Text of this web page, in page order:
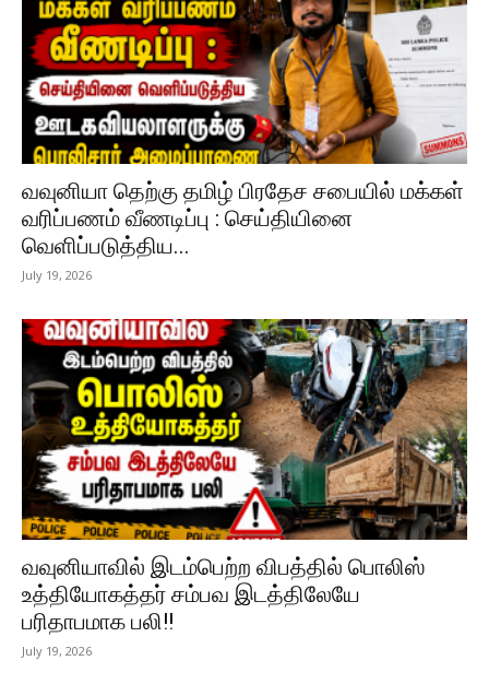
வவுனியா தெற்கு தமிழ் பிரதேச சபையில் மக்கள்
வரிப்பணம் வீணடிப்பு : செய்தியினை
வெளிப்படுத்திய...
July 19, 2026
வவுனியாவில் இடம்பெற்ற விபத்தில் பொலிஸ்
உத்தியோகத்தர் சம்பவ இடத்திலேயே
பரிதாபமாக பலி!!
July 19, 2026